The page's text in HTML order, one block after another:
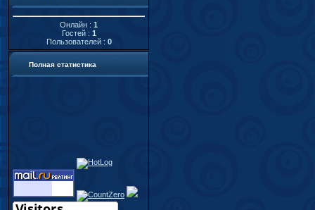
Онлайн : 1
Гостей : 1
Пользователей : 0
Полная статистика